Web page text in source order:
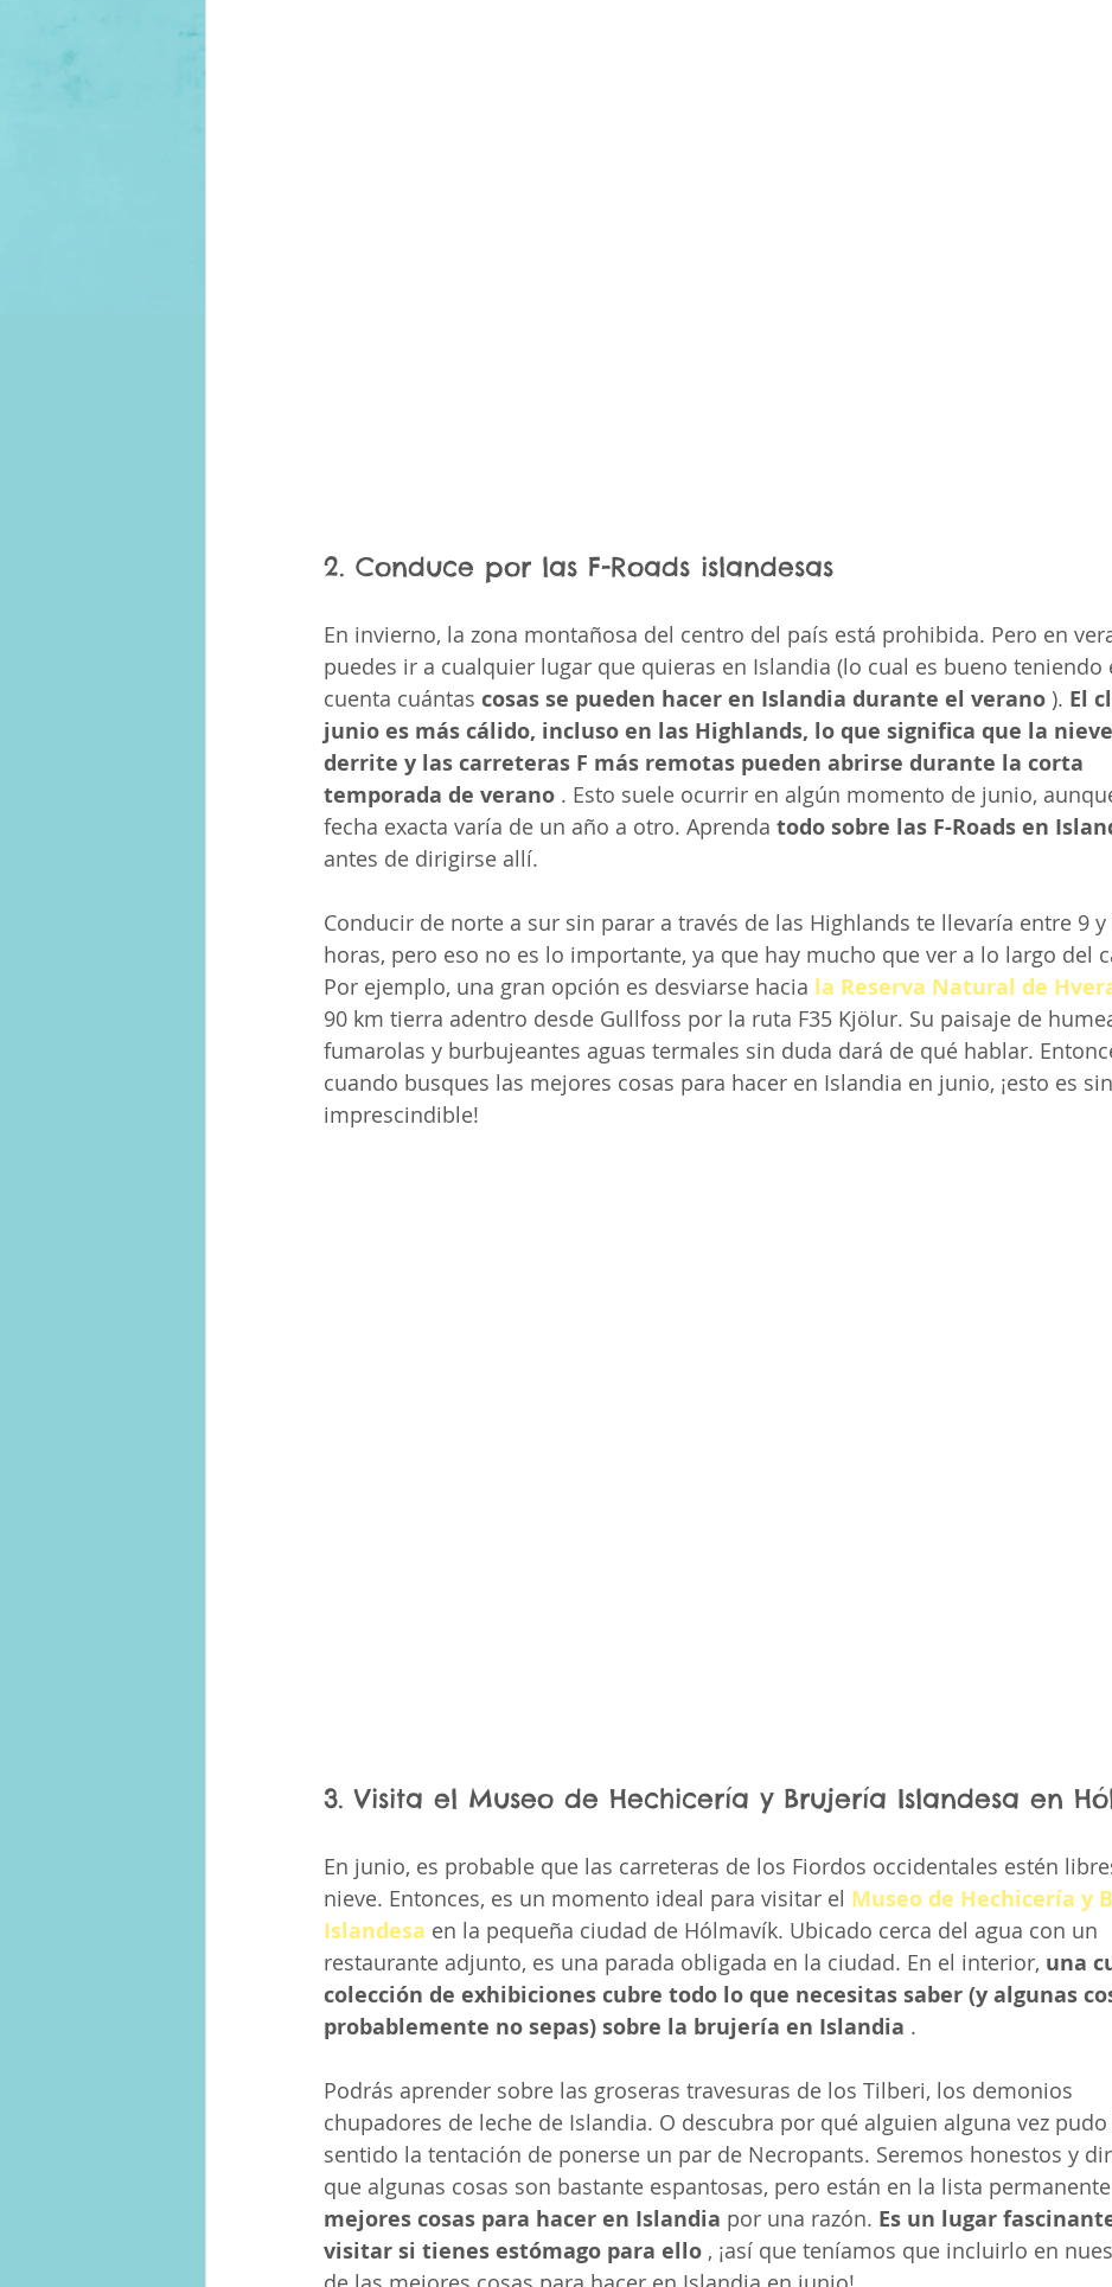
2. Conduce por las F-Roads islandesas
En invierno, la zona montañosa del centro del país está prohibida. Pero en
puedes ir a cualquier lugar que quieras en Islandia (lo cual es bueno teniendo
cuenta cuántas cosas se pueden hacer en Islandia durante el verano ). El
junio es más cálido, incluso en las Highlands, lo que significa que la
derrite y las carreteras F más remotas pueden abrirse durante la corta
temporada de verano . Esto suele ocurrir en algún momento de junio,
fecha exacta varía de un año a otro. Aprenda todo sobre las F-Roads en
antes de dirigirse allí.
Conducir de norte a sur sin parar a través de las Highlands te llevaría entre 9 y
horas, pero eso no es lo importante, ya que hay mucho que ver a lo largo del
Por ejemplo, una gran opción es desviarse hacia la Reserva Natural de
90 km tierra adentro desde Gullfoss por la ruta F35 Kjölur. Su paisaje de
fumarolas y burbujeantes aguas termales sin duda dará de qué hablar.
cuando busques las mejores cosas para hacer en Islandia en junio, ¡esto es
imprescindible!
3. Visita el Museo de Hechicería y Brujería Islandesa en
En junio, es probable que las carreteras de los Fiordos occidentales estén
nieve. Entonces, es un momento ideal para visitar el Museo de Hechicería y
Islandesa en la pequeña ciudad de Hólmavík. Ubicado cerca del agua con un
restaurante adjunto, es una parada obligada en la ciudad. En el interior, una
colección de exhibiciones cubre todo lo que necesitas saber (y algunas
probablemente no sepas) sobre la brujería en Islandia .
Podrás aprender sobre las groseras travesuras de los Tilberi, los demonios
chupadores de leche de Islandia. O descubra por qué alguien alguna vez
sentido la tentación de ponerse un par de Necropants. Seremos honestos y
que algunas cosas son bastante espantosas, pero están en la lista
mejores cosas para hacer en Islandia por una razón. Es un lugar
visitar si tienes estómago para ello , ¡así que teníamos que incluirlo en